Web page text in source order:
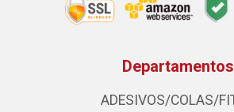
Departamentos
ADESIVOS/COLAS/